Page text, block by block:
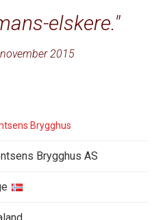
elskere.
2015
Brygghus
Brygghus AS